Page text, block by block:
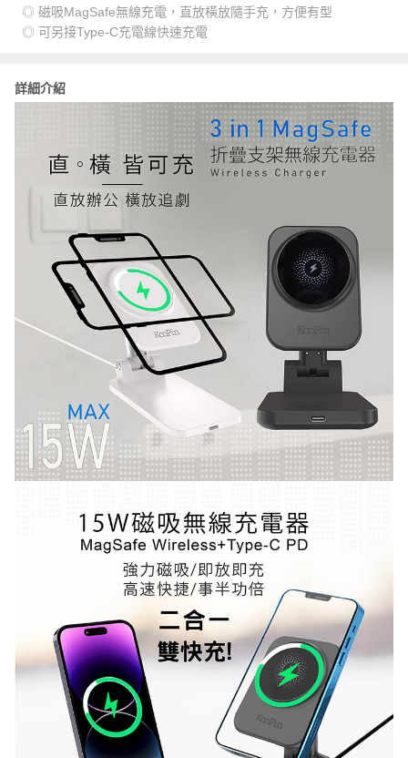
◎ 磁吸MagSafe無線充電，直放橫放隨手充，方便有型
◎ 可另接Type-C充電線快速充電
詳細介紹